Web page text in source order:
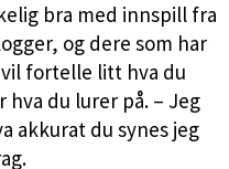
bra med innspill fra
og dere som har
fortelle litt hva du
du lurer på. – Jeg
akkurat du synes jeg